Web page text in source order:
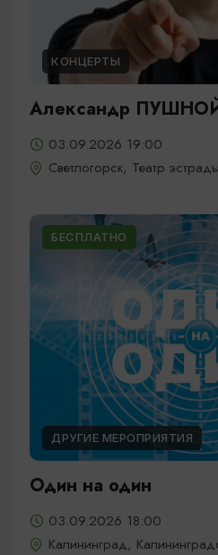
КОНЦЕРТЫ
Александр
03.09.2026 19:00
Светлогорск, Театр
БЕСПЛАТНО
ДРУГИЕ МЕРОПРИЯТИЯ
Один на один
03.09.2026 18:00
Калининград,